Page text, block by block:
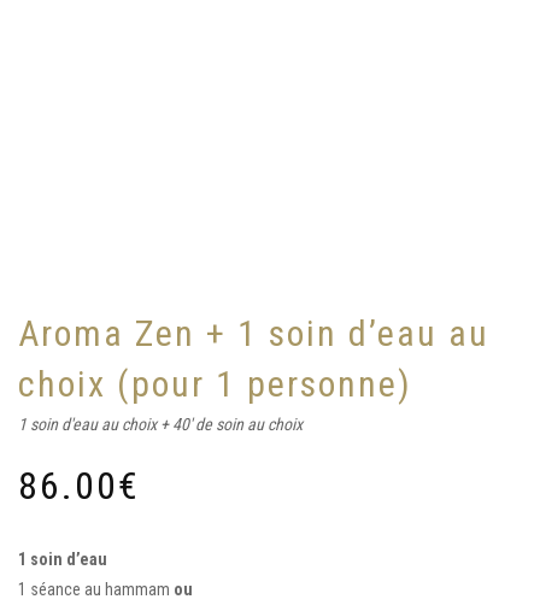
Aroma Zen + 1 soin d’eau au
choix (pour 1 personne)
1 soin d'eau au choix + 40' de soin au choix
86.00€
1 soin d’eau
1 séance au hammam ou